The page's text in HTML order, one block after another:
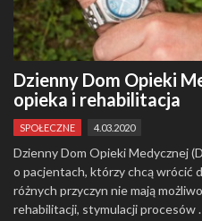
Dzienny Dom Opieki
opieka i rehabilitacja
SPOŁECZNE 4.03.2020
Dzienny Dom Opieki Medycznej
o pacjentach, którzy chcą wrócić
różnych przyczyn nie mają
rehabilitacji, stymulacji procesów